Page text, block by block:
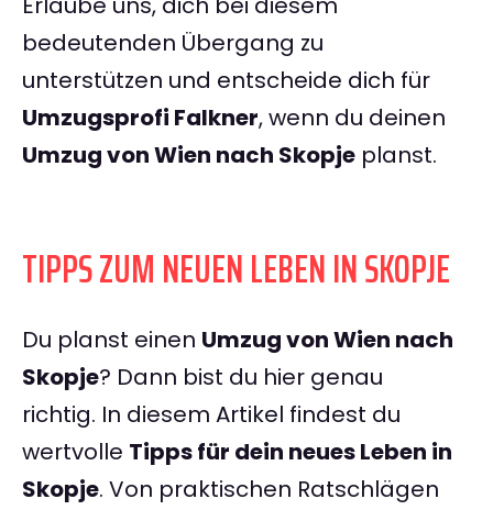
bedeutenden Übergang zu
unterstützen und entscheide dich für
Umzugsprofi Falkner, wenn du deinen
Umzug von Wien nach Skopje planst.
TIPPS ZUM NEUEN LEBEN IN SKOPJE
Du planst einen Umzug von Wien nach
Skopje? Dann bist du hier genau
richtig. In diesem Artikel findest du
wertvolle Tipps für dein neues Leben in
Skopje. Von praktischen Ratschlägen